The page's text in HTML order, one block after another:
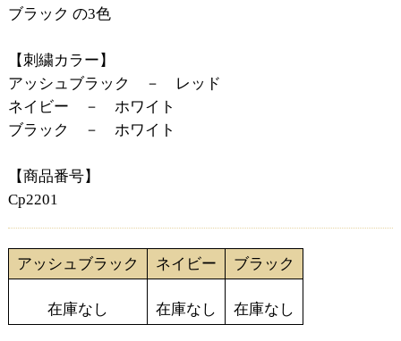
ブラック の3色
【刺繍カラー】
アッシュブラック － レッド
ネイビー － ホワイト
ブラック － ホワイト
【商品番号】
Cp2201
アッシュブラック ネイビー ブラック
在庫なし 在庫なし 在庫なし